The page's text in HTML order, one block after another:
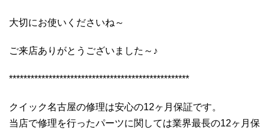
大切にお使いくださいね～
ご来店ありがとうございました～♪
**************************************************
クイック名古屋の修理は安心の12ヶ月保証です。
当店で修理を行ったパーツに関しては業界最長の12ヶ月保